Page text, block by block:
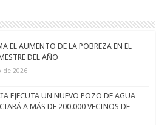
EL AUMENTO DE LA POBREZA EN EL
DEL AÑO
de 2026
EJECUTA UN NUEVO POZO DE AGUA
A MÁS DE 200.000 VECINOS DE